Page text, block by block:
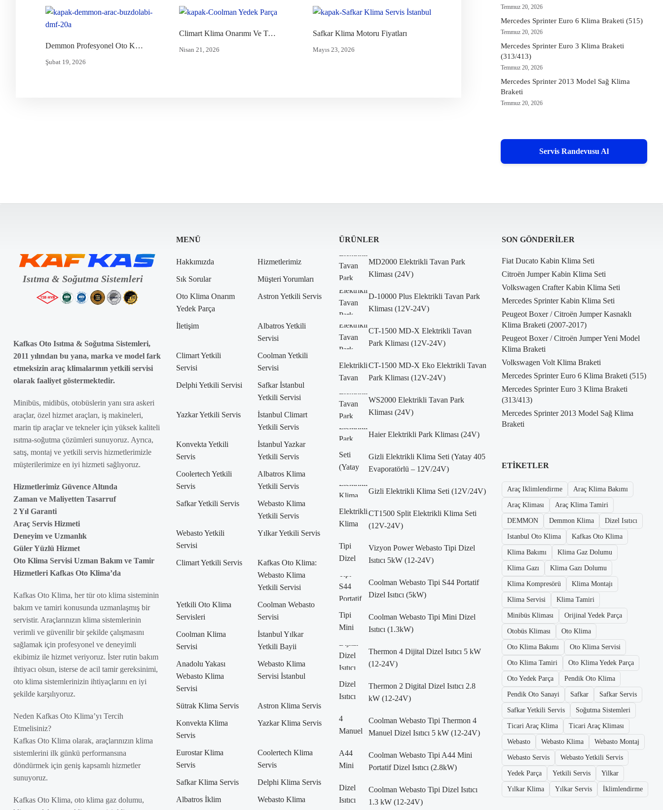
Şubat 19, 2026
Demmon Profesyonel Oto Klima Servisi: Yetkili Servis Kalitesi ve Güvencesi Nisan 21, 2026
Climart Klima Onarımı Ve Tamiri
Mayıs 23, 2026
Safkar Klima Motoru Fiyatları
Temmuz 20, 2026
Mercedes Sprinter Euro 6 Klima Braketi (515)
Temmuz 20, 2026
Mercedes Sprinter Euro 3 Klima Braketi
(313/413)
Temmuz 20, 2026
Mercedes Sprinter 2013 Model Sağ Klima
Braketi
Temmuz 20, 2026
Servis Randevusu Al
Kafkas Oto Isıtma & Soğutma Sistemleri,
2011 yılından bu yana, marka ve model fark
etmeksizin araç klimalarının yetkili servisi
olarak faaliyet göstermektedir.
Minibüs, midibüs, otobüslerin yanı sıra askeri
araçlar, özel hizmet araçları, iş makineleri,
marin tip araçlar ve tekneler için yüksek kaliteli
ısıtma-soğutma çözümleri sunuyoruz. Ayrıca,
satış, montaj ve yetkili servis hizmetlerimizle
müşterilerimize en iyi hizmeti sağlıyoruz.
Hizmetlerimiz Güvence Altında
Zaman ve Maliyetten Tasarruf
2 Yıl Garanti
Araç Servis Hizmeti
Deneyim ve Uzmanlık
Güler Yüzlü Hizmet
Oto Klima Servisi Uzman Bakım ve Tamir
Hizmetleri Kafkas Oto Klima’da
Kafkas Oto Klima, her tür oto klima sisteminin
bakım ve tamiri konusunda uzmanlaşmış bir
servistir. Araçlarınızın klima sistemlerinin
verimli ve güvenilir bir şekilde çalışmasını
sağlamak için profesyonel ve deneyimli
ekibimiz ile hizmet veriyoruz. İster rutin bakım
ihtiyacı olsun, isterse de acil tamir gereksinimi,
oto klima sistemlerinizin ihtiyaçlarını en iyi
şekilde karşılıyoruz.
Neden Kafkas Oto Klima’yı Tercih
Etmelisiniz?
Kafkas Oto Klima olarak, araçlarınızın klima
sistemlerini ilk günkü performansına
döndürmek için geniş kapsamlı hizmetler
sunuyoruz.
Kafkas Oto Klima, oto klima gaz dolumu,
MENÜ
Hakkımızda Hizmetlerimiz
Sık Sorular Müşteri Yorumları
Oto Klima Onarım
Yedek Parça
Astron Yetkili Servis
İletişim
Albatros Yetkili
Servisi
Climart Yetkili
Servisi
Coolman Yetkili
Servisi
Delphi Yetkili Servisi
Safkar İstanbul
Yetkili Servisi
Yazkar Yetkili Servis
İstanbul Climart
Yetkili Servis
Konvekta Yetkili
Servis
İstanbul Yazkar
Yetkili Servis
Coolertech Yetkili
Servis
Albatros Klima
Yetkili Servis
Safkar Yetkili Servis
Webasto Klima
Yetkili Servis
Webasto Yetkili
Servisi
Yılkar Yetkili Servis
Climart Yetkili Servis
Kafkas Oto Klima:
Webasto Klima
Yetkili Servisi
Yetkili Oto Klima
Servisleri
Coolman Webasto
Servisi
Coolman Klima
Servisi
İstanbul Yılkar
Yetkili Bayii
Anadolu Yakası
Webasto Klima
Servisi
Webasto Klima
Servisi İstanbul
Sütrak Klima Servis Astron Klima Servis
Konvekta Klima
Servis
Yazkar Klima Servis
Eurostar Klima
Servis
Coolertech Klima
Servis
Safkar Klima Servis Delphi Klima Servis
Albatros İklim Webasto Klima
ÜRÜNLER
MD2000 Elektrikli Tavan Park
Kliması (24V)
D-10000 Plus Elektrikli Tavan Park
Kliması (12V-24V)
CT-1500 MD-X Elektrikli Tavan
Park Kliması (12V-24V)
CT-1500 MD-X Eko Elektrikli Tavan
Park Kliması (12V-24V)
WS2000 Elektrikli Tavan Park
Kliması (24V)
Haier Elektrikli Park Kliması (24V)
Gizli Elektrikli Klima Seti (Yatay 405
Evaporatörlü – 12V/24V)
Gizli Elektrikli Klima Seti (12V/24V)
CT1500 Split Elektrikli Klima Seti
(12V-24V)
Vizyon Power Webasto Tipi Dizel
Isıtıcı 5kW (12-24V)
Coolman Webasto Tipi S44 Portatif
Dizel Isıtıcı (5kW)
Coolman Webasto Tipi Mini Dizel
Isıtıcı (1.3kW)
Thermon 4 Dijital Dizel Isıtıcı 5 kW
(12-24V)
Thermon 2 Digital Dizel Isıtıcı 2.8
kW (12-24V)
Coolman Webasto Tipi Thermon 4
Manuel Dizel Isıtıcı 5 kW (12-24V)
Coolman Webasto Tipi A44 Mini
Portatif Dizel Isıtıcı (2.8kW)
Coolman Webasto Tipi Dizel Isıtıcı
1.3 kW (12-24V)
SON GÖNDERILER
Fiat Ducato Kabin Klima Seti
Citroën Jumper Kabin Klima Seti
Volkswagen Crafter Kabin Klima Seti
Mercedes Sprinter Kabin Klima Seti
Peugeot Boxer / Citroën Jumper Kasnaklı
Klima Braketi (2007-2017)
Peugeot Boxer / Citroën Jumper Yeni Model
Klima Braketi
Volkswagen Volt Klima Braketi
Mercedes Sprinter Euro 6 Klima Braketi (515)
Mercedes Sprinter Euro 3 Klima Braketi
(313/413)
Mercedes Sprinter 2013 Model Sağ Klima
Braketi
ETIKETLER
Araç Iklimlendirme Araç Klima Bakımı
Araç Kliması Araç Klima Tamiri
DEMMON Demmon Klima Dizel Isıtıcı
Istanbul Oto Klima Kafkas Oto Klima
Klima Bakımı Klima Gaz Dolumu
Klima Gazı Klima Gazı Dolumu
Klima Kompresörü Klima Montajı
Klima Servisi Klima Tamiri
Minibüs Kliması Orijinal Yedek Parça
Otobüs Kliması Oto Klima
Oto Klima Bakımı Oto Klima Servisi
Oto Klima Tamiri Oto Klima Yedek Parça
Oto Yedek Parça Pendik Oto Klima
Pendik Oto Sanayi Safkar Safkar Servis
Safkar Yetkili Servis Soğutma Sistemleri
Ticari Araç Klima Ticari Araç Kliması
Webasto Webasto Klima Webasto Montaj
Webasto Servis Webasto Yetkili Servis
Yedek Parça Yetkili Servis Yilkar
Yılkar Klima Yılkar Servis İklimlendirme